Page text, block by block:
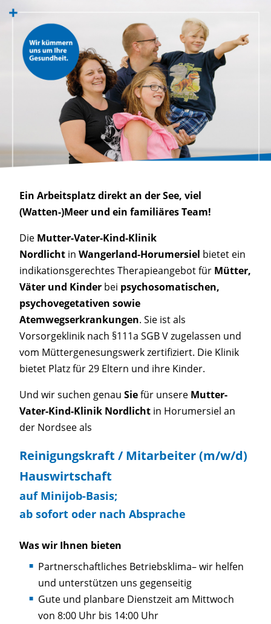
Ein Arbeitsplatz direkt an der See, viel
(Watten-)Meer und ein familiäres Team!
Die Mutter-Vater-Kind-Klinik
Nordlicht in Wangerland-Horumersiel bietet ein
indikationsgerechtes Therapieangebot für Mütter,
Väter und Kinder bei psychosomatischen,
psychovegetativen sowie
Atemwegserkrankungen. Sie ist als
Vorsorgeklinik nach §111a SGB V zugelassen und
vom Müttergenesungswerk zertifiziert. Die Klinik
bietet Platz für 29 Eltern und ihre Kinder.
Und wir suchen genau Siefür unsere Mutter-
Vater-Kind-Klinik Nordlicht in Horumersiel an
der Nordsee als
Reinigungskraft / Mitarbeiter (m/w/d)
Hauswirtschaft
auf Minijob-Basis;
ab sofort oder nach Absprache
Was wir Ihnen bieten
Partnerschaftliches Betriebsklima– wir helfen
und unterstützen uns gegenseitig
Gute und planbare Dienstzeit am Mittwoch
von 8:00 Uhr bis 14:00 Uhr